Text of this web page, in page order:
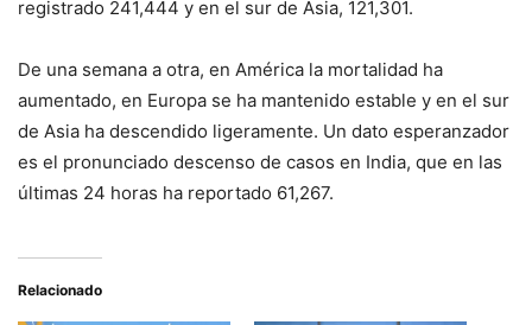
registrado 241,444 y en el sur de Asia, 121,301.
De una semana a otra, en América la mortalidad ha
aumentado, en Europa se ha mantenido estable y en el sur
de Asia ha descendido ligeramente. Un dato esperanzador
es el pronunciado descenso de casos en India, que en las
últimas 24 horas ha reportado 61,267.
Relacionado